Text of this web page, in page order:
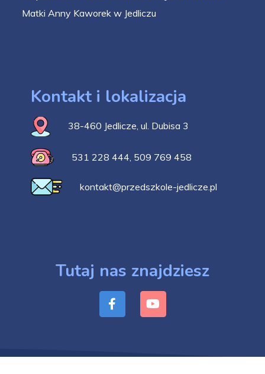
Matki Anny Kaworek w Jedliczu
Kontakt i lokalizacja
38-460 Jedlicze, ul. Dubisa 3
531 228 444 509 769 458
kontakt@przedszkole-jedlicze.pl
Tutaj nas znajdziesz